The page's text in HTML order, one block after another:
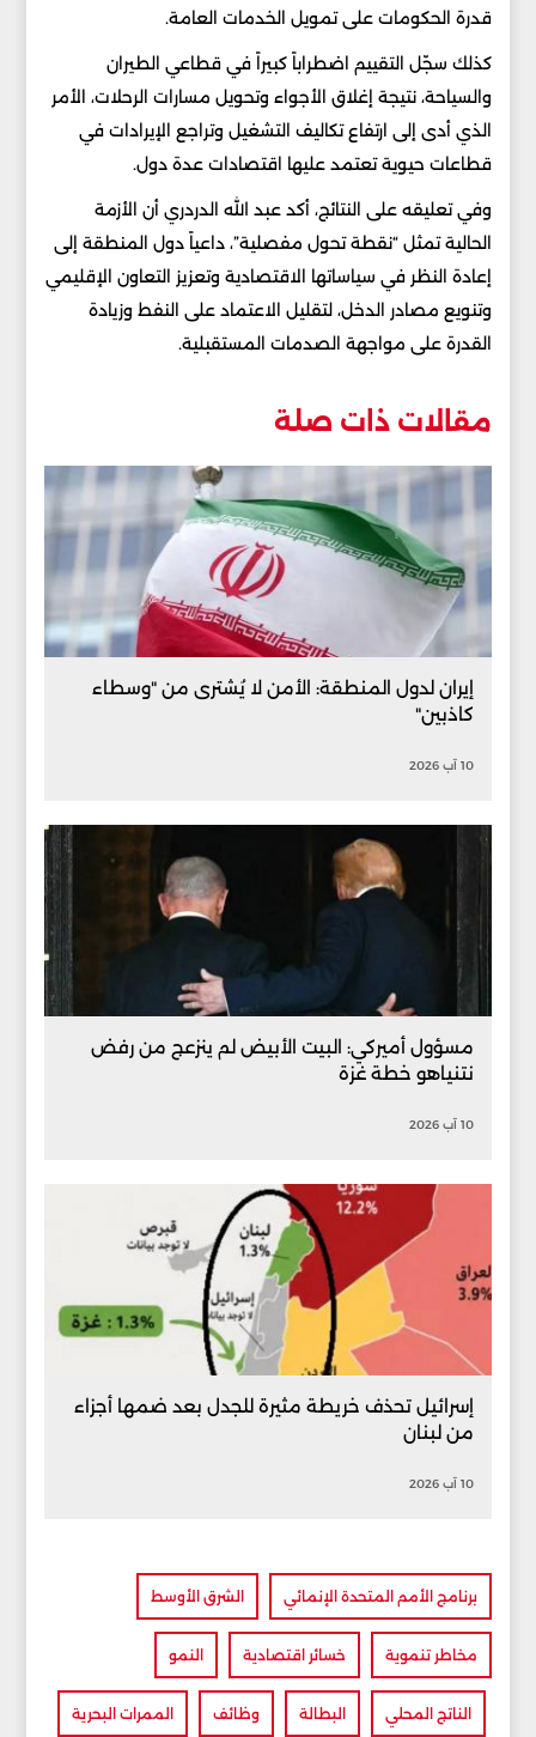
قدرة الحكومات على تمويل الخدمات العامة.
كذلك سجّل التقييم اضطراباً كبيراً في قطاعي الطيران
والسياحة، نتيجة إغلاق الأجواء وتحويل مسارات الرحلات، الأمر
الذي أدى إلى ارتفاع تكاليف التشغيل وتراجع الإيرادات في
قطاعات حيوية تعتمد عليها اقتصادات عدة دول.
وفي تعليقه على النتائج، أكد عبد الله الدردري أن الأزمة
الحالية تمثل “نقطة تحول مفصلية”، داعياً دول المنطقة إلى
إعادة النظر في سياساتها الاقتصادية وتعزيز التعاون الإقليمي
وتنويع مصادر الدخل، لتقليل الاعتماد على النفط وزيادة
القدرة على مواجهة الصدمات المستقبلية.
مقالات ذات صلة
إيران لدول المنطقة: الأمن لا يُشترى من "وسطاء
كاذبين"
10 آب 2026
مسؤول أميركي: البيت الأبيض لم ينزعج من رفض
نتنياهو خطة غزة
10 آب 2026
إسرائيل تحذف خريطة مثيرة للجدل بعد ضمها أجزاء
من لبنان
10 آب 2026
برنامج الأمم المتحدة الإنمائي الشرق الأوسط
مخاطر تنموية خسائر اقتصادية النمو
الناتج المحلي البطالة وظائف الممرات البحرية